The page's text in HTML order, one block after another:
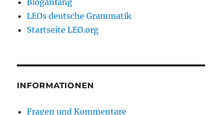
LEOs deutsche Grammatik
Startseite LEO.org
INFORMATIONEN
Fragen und Kommentare